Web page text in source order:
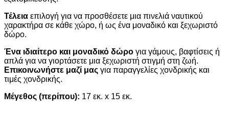
Τέλεια επιλογή για να προσθέσετε μια πινελιά ναυτικού
χαρακτήρα σε κάθε χώρο, ή ως ένα μοναδικό και ξεχωριστό
δώρο.
Ένα ιδιαίτερο και μοναδικό δώρο για γάμους, βαφτίσεις ή
απλά για να γιορτάσετε μια ξεχωριστή στιγμή στη ζωή.
Επικοινωνήστε μαζί μας για παραγγελίες χονδρικής και
τιμές χονδρικής.
Μέγεθος (περίπου): 17 εκ. x 15 εκ.